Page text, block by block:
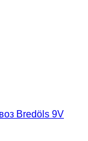
Bredöls 9V